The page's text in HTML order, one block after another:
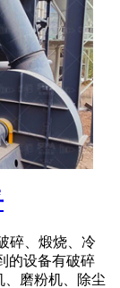
碎、煅烧、冷
的设备有破碎
、磨粉机、除尘